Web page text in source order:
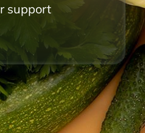
support